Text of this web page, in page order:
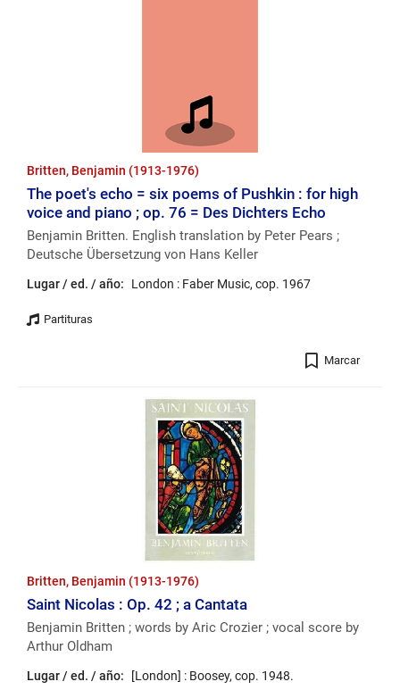
Britten, Benjamin (1913-1976)
The poet's echo = six poems of Pushkin : for high
voice and piano ; op. 76 = Des Dichters Echo
Benjamin Britten. English translation by Peter Pears ;
Deutsche Übersetzung von Hans Keller
Lugar / ed. / año: London : Faber Music, cop. 1967
Marcar
Britten, Benjamin (1913-1976)
Saint Nicolas : Op. 42 ; a Cantata
Benjamin Britten ; words by Aric Crozier ; vocal score by
Arthur Oldham
Lugar / ed. / año: [London] : Boosey, cop. 1948.